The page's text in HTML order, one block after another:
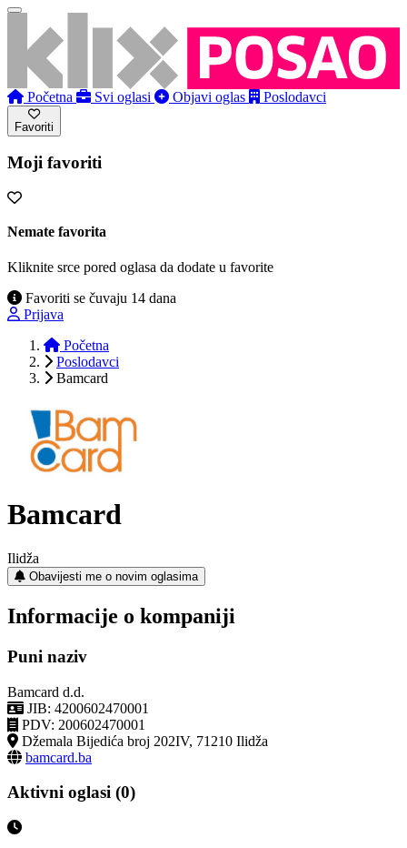
Početna Svi oglasi Objavi oglas Poslodavci
Favoriti
Moji favoriti
Nemate favorita
Kliknite srce pored oglasa da dodate u favorite
Favoriti se čuvaju 14 dana
Prijava
Početna
Poslodavci
Bamcard
Bamcard
Ilidža
Obavijesti me o novim oglasima
Informacije o kompaniji
Puni naziv
Bamcard d.d.
JIB: 4200602470001
PDV: 200602470001
Džemala Bijedića broj 202IV, 71210 Ilidža
bamcard.ba
Aktivni oglasi (0)